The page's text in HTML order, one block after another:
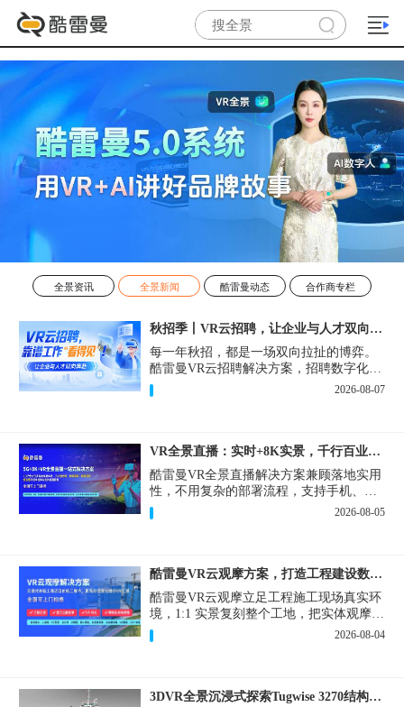
全景资讯 全景新闻 酷雷曼动态 合作商专栏
秋招季丨VR云招聘，让企业与人才双向奔赴！
每一年秋招，都是一场双向拉扯的博弈。
酷雷曼VR云招聘解决方案，招聘数字化的
实用工具，告别“信息博弈”，真正实现企
业与人才双向奔赴。
2026-08-07
VR全景直播：实时+8K实景，千行百业的数字化利器
酷雷曼VR全景直播解决方案兼顾落地实用
性，不用复杂的部署流程，支持手机、网
页多端访问，解决各行各业 “看得见、信
得过、降成本、提转化” 的实际难题。
2026-08-05
酷雷曼VR云观摩方案，打造工程建设数字化观摩新范式
酷雷曼VR云观摩立足工程施工现场真实环
境，1:1 实景复刻整个工地，把实体观摩会
完整搬到云端线上，兼顾线下实体观摩与
线上云观摩双重需求，为施工单位、建设
2026-08-04
3DVR全景沉浸式探索Tugwise 3270结构一览